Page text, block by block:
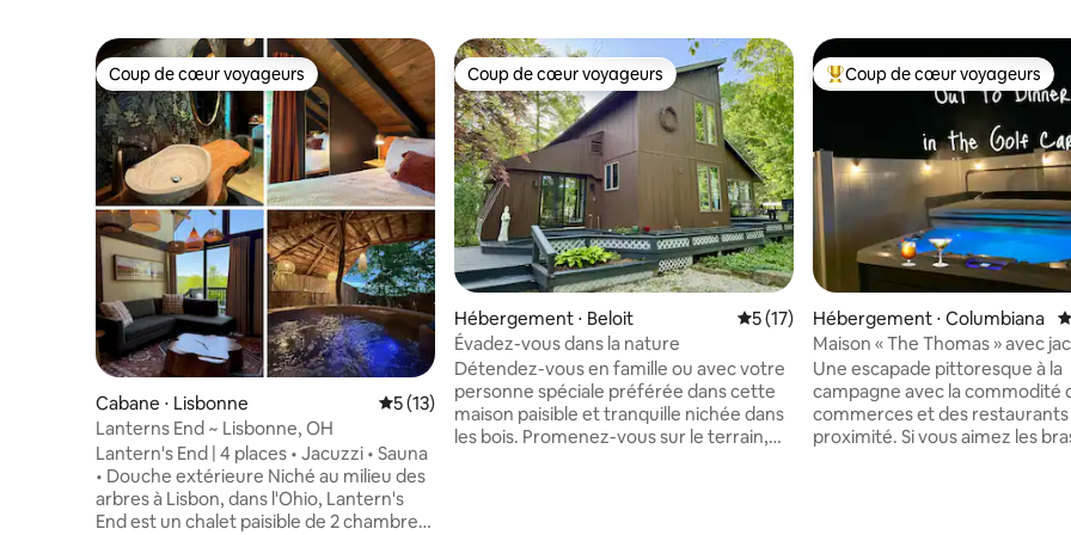
Coup de cœur voyageurs
Coup de cœur voyageurs
Cabane ⋅ Lisbonne Évaluation moyenne sur la base de 13 commentaires : 5 sur 5
5 (13)
Lanterns End ~ Lisbonne, OH
Lantern's End | 4 places • Jacuzzi • Sauna
• Douche extérieure Niché au milieu des
arbres à Lisbon, dans l'Ohio, Lantern's
End est un chalet paisible de 2 chambres
Coup de cœur voyageurs
Coup de cœur voyageurs
Hébergement ⋅ Beloit Évaluation moyenne sur la base de 17
5 (17)
Évadez-vous dans la nature
Détendez-vous en famille ou avec votre
personne spéciale préférée dans cette
maison paisible et tranquille nichée dans
les bois. Promenez-vous sur le terrain,
Coups de cœur voyageurs les
Coup de cœur voyageurs
Hébergement ⋅ Columbiana
Maison « The Thomas » avec
Une escapade pittoresque à la
campagne avec la commodité
commerces et des restaurants
proximité. Si vous aimez les brasseries,